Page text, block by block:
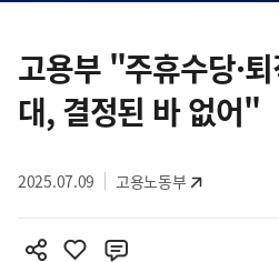
텐
츠
영
고용부 "주휴수당·
대, 결정된 바 없어"
2025.07.09 고용노동부